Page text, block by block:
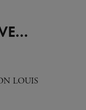
LOUIS